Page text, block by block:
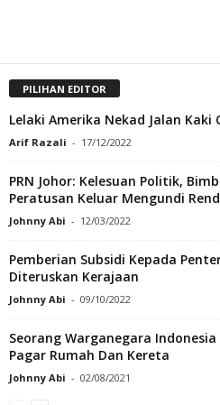
PILIHAN EDITOR
Lelaki Amerika Nekad Jalan Kaki
Arif Razali - 17/12/2022
PRN Johor: Kelesuan Politik,
Peratusan Keluar Mengundi
Johnny Abi - 12/03/2022
Pemberian Subsidi Kepada
Diteruskan Kerajaan
Johnny Abi - 09/10/2022
Seorang Warganegara
Pagar Rumah Dan Kereta
Johnny Abi - 02/08/2021